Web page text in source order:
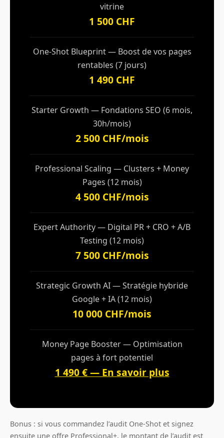
vitrine
1 500 CHF
One-Shot Blueprint — Boost de vos pages
rentables (7 jours)
1 490 CHF
Starter Growth — Fondations SEO (6 mois,
30h/mois)
2 500 CHF/mois
Professional Scaling — Clusters + Money
Pages (12 mois)
4 500 CHF/mois
Expert Authority — Digital PR + CRO + A/B
Testing (12 mois)
7 500 CHF/mois
Strategic Growth AI — Stratégie hybride
Google + IA (12 mois)
10 000 CHF/mois
Money Page Booster — Optimisation
pages à fort potentiel
1 490 € — En savoir plus
Bonus : si vous commandez l’audit One-Shot et signez
ensuite une offre Professional+, le montant de l’audit est